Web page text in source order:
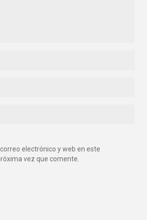
electrónico y web en este
vez que comente.